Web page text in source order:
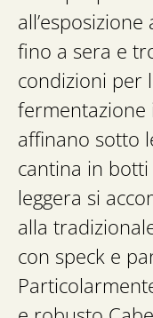
fino a sera e
condizioni per
fermentazione
affinano sotto
cantina in botti
leggera si
alla
con speck e